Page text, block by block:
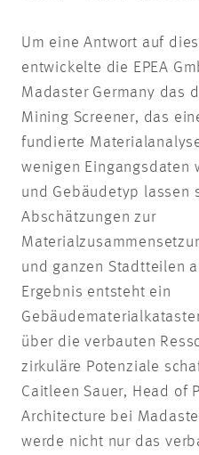
Um eine Antwort auf
entwickelte die EPEA
Madaster Germany das
Mining Screener, das
fundierte
wenigen Eingangsdaten
und Gebäudetyp lassen
Abschätzungen zur
und ganzen Stadtteilen
Ergebnis entsteht ein
über die verbauten
zirkuläre Potenziale
Caitleen Sauer, Head of
Architecture bei
werde nicht nur das